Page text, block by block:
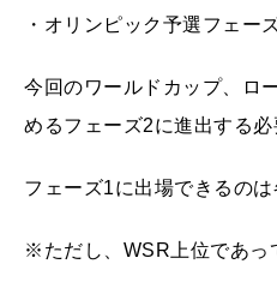
・オリンピック予選フェ
今回のワールドカップ、ロ
めるフェーズ2に進出する必
フェーズ1に出場できるの
※ただし、WSR上位であっ